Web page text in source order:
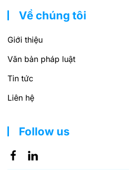
Về chúng tôi
Giới thiệu
Văn bản pháp luật
Tin tức
Liên hệ
Follow us